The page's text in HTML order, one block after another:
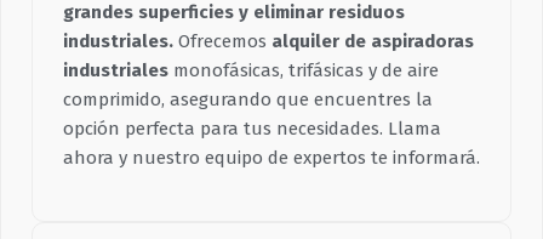
grandes superficies y eliminar residuos
industriales. Ofrecemos alquiler de aspiradoras
industriales monofásicas, trifásicas y de aire
comprimido, asegurando que encuentres la
opción perfecta para tus necesidades. Llama
ahora y nuestro equipo de expertos te informará.